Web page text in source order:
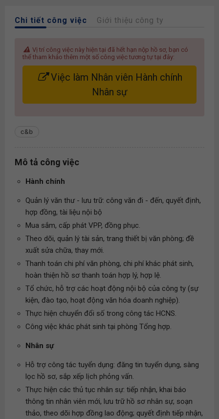
Chi tiết công việc Giới thiệu công ty
Vị trí công việc này hiện tại đã hết hạn nộp hồ sơ, bạn có
thể tham khảo thêm một số công việc tương tự tại đây:
Việc làm Nhân viên Hành chính
Nhân sự
c&b
Mô tả công việc
Hành chính
Quản lý văn thư - lưu trữ: công văn đi - đến, quyết định,
hợp đồng, tài liệu nội bộ
Mua sắm, cấp phát VPP, đồng phục.
Theo dõi, quản lý tài sản, trang thiết bị văn phòng; đề
xuất sửa chữa, thay mới.
Thanh toán chi phí văn phòng, chi phí khác phát sinh,
hoàn thiện hồ sơ thanh toán hợp lý, hợp lệ.
Tổ chức, hỗ trợ các hoạt động nội bộ của công ty (sự
kiện, đào tạo, hoạt động văn hóa doanh nghiệp).
Thực hiện chuyển đổi số trong công tác HCNS.
Công việc khác phát sinh tại phòng Tổng hợp.
Nhân sự
Hỗ trợ công tác tuyển dụng: đăng tin tuyển dụng, sàng
lọc hồ sơ, sắp xếp lịch phỏng vấn.
Thực hiện các thủ tục nhân sự: tiếp nhận, khai báo
thông tin nhân viên mới, lưu trữ hồ sơ nhân sự, soạn
thảo, theo dõi hợp đồng lao động; quyết định tiếp nhận,